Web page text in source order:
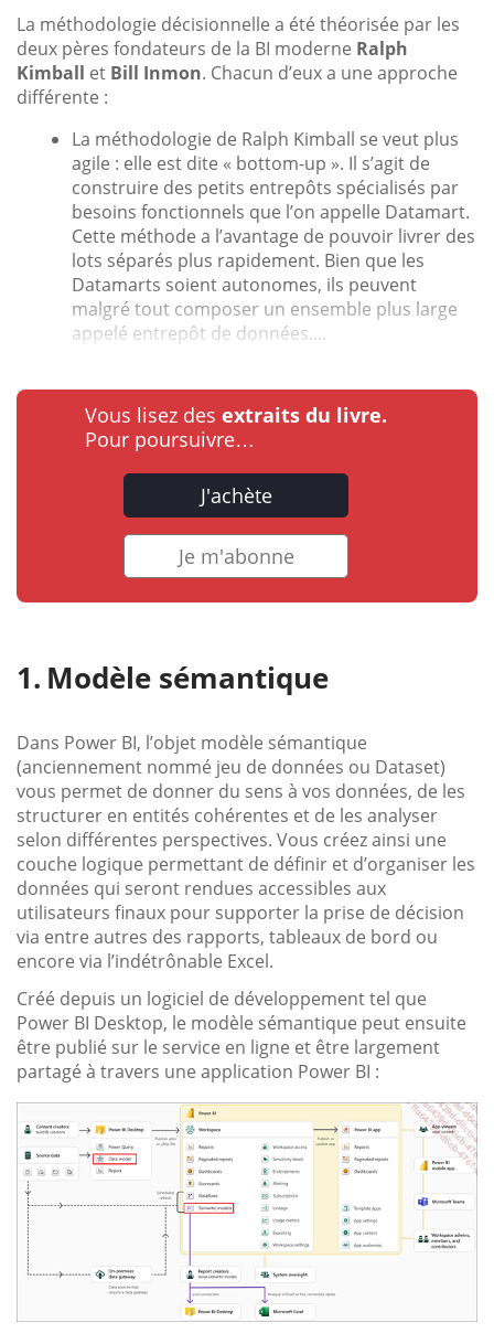
La méthodologie décisionnelle a été théorisée par les
deux pères fondateurs de la BI moderne Ralph
Kimball et Bill Inmon. Chacun d’eux a une approche
différente :
La méthodologie de Ralph Kimball se veut plus
agile : elle est dite « bottom-up ». Il s’agit de
construire des petits entrepôts spécialisés par
besoins fonctionnels que l’on appelle Datamart.
Cette méthode a l’avantage de pouvoir livrer des
lots séparés plus rapidement. Bien que les
Datamarts soient autonomes, ils peuvent
malgré tout composer un ensemble plus large
appelé entrepôt de données....
Vous lisez des extraits du livre.
Pour poursuivre…
J'achète
Je m'abonne
Modèle sémantique
Dans Power BI, l’objet modèle sémantique
(anciennement nommé jeu de données ou Dataset)
vous permet de donner du sens à vos données, de les
structurer en entités cohérentes et de les analyser
selon différentes perspectives. Vous créez ainsi une
couche logique permettant de définir et d’organiser les
données qui seront rendues accessibles aux
utilisateurs finaux pour supporter la prise de décision
via entre autres des rapports, tableaux de bord ou
encore via l’indétrônable Excel.
Créé depuis un logiciel de développement tel que
Power BI Desktop, le modèle sémantique peut ensuite
être publié sur le service en ligne et être largement
partagé à travers une application Power BI :